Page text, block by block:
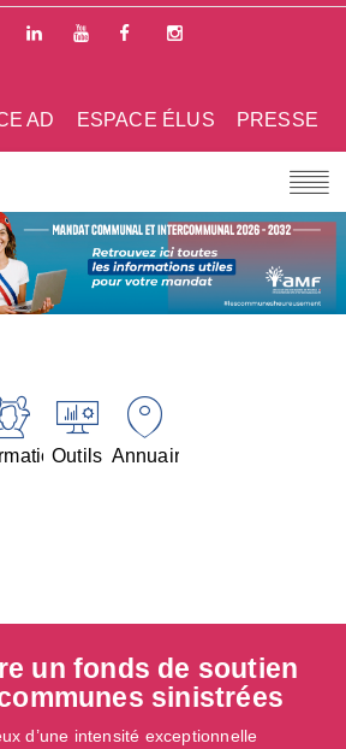
PRESSE
ESPACE ÉLUS
AD
Outils Annuaires
un fonds de soutien
sinistrées
d’une intensité exceptionnelle